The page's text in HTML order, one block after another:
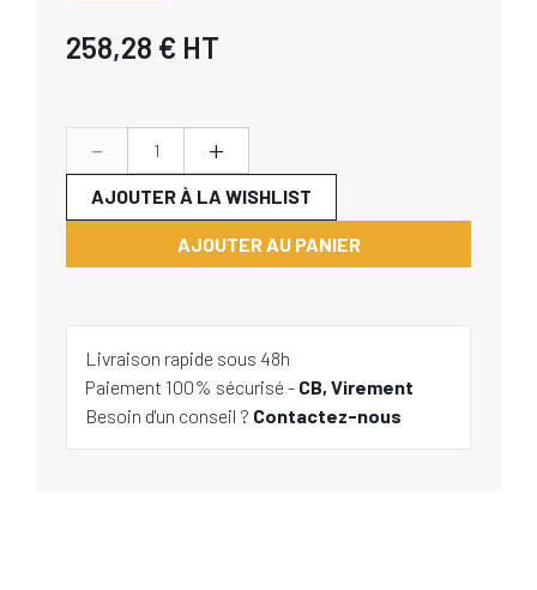
258,28 € HT
- +
AJOUTER AU PANIER
AJOUTER À LA WISHLIST
Livraison rapide sous 48h
Paiement 100% sécurisé - CB, Virement
Besoin d'un conseil ? Contactez-nous